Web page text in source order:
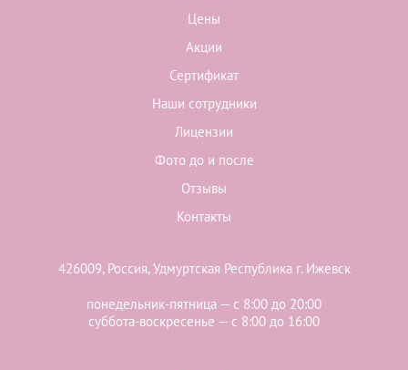
Цены
Акции
Сертификат
Наши сотрудники
Лицензии
Фото до и после
Отзывы
Контакты
426009, Россия, Удмуртская Республика г. Ижевск
понедельник-пятница — с 8:00 до 20:00
суббота-воскресенье — с 8:00 до 16:00